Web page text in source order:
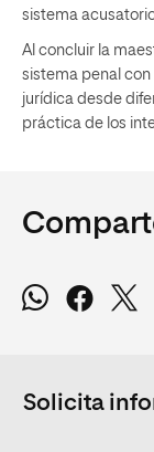
sistema
Al concluir la
sistema penal
jurídica desde
práctica de los
Solicita